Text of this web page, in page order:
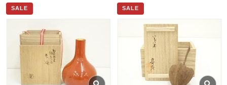
SALE SALE